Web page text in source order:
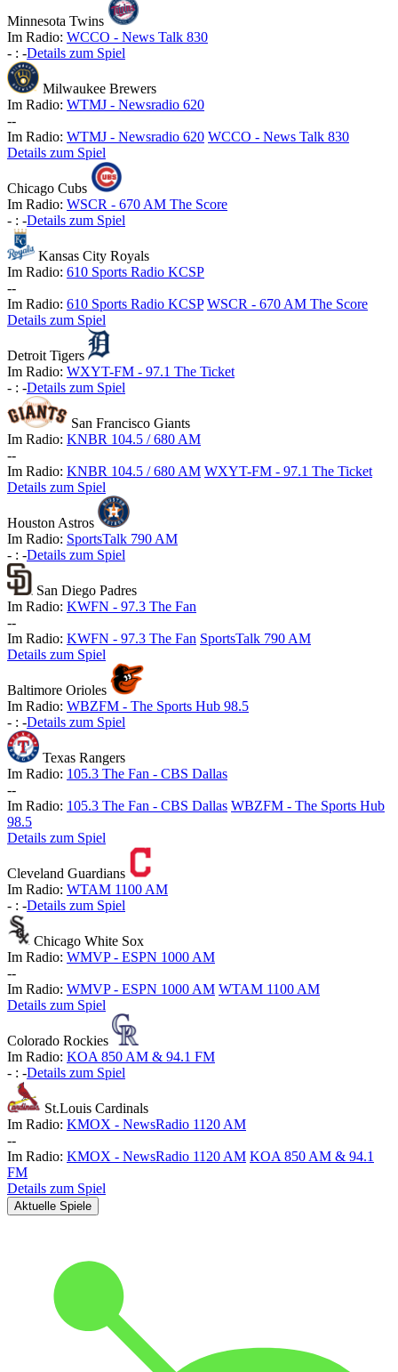
Minnesota Twins
Im Radio: WCCO - News Talk 830
- : -Details zum Spiel
Milwaukee Brewers
Im Radio: WTMJ - Newsradio 620
--
Im Radio: WTMJ - Newsradio 620 WCCO - News Talk 830
Details zum Spiel
Chicago Cubs
Im Radio: WSCR - 670 AM The Score
- : -Details zum Spiel
Kansas City Royals
Im Radio: 610 Sports Radio KCSP
--
Im Radio: 610 Sports Radio KCSP WSCR - 670 AM The Score
Details zum Spiel
Detroit Tigers
Im Radio: WXYT-FM - 97.1 The Ticket
- : -Details zum Spiel
San Francisco Giants
Im Radio: KNBR 104.5 / 680 AM
--
Im Radio: KNBR 104.5 / 680 AM WXYT-FM - 97.1 The Ticket
Details zum Spiel
Houston Astros
Im Radio: SportsTalk 790 AM
- : -Details zum Spiel
San Diego Padres
Im Radio: KWFN - 97.3 The Fan
--
Im Radio: KWFN - 97.3 The Fan SportsTalk 790 AM
Details zum Spiel
Baltimore Orioles
Im Radio: WBZFM - The Sports Hub 98.5
- : -Details zum Spiel
Texas Rangers
Im Radio: 105.3 The Fan - CBS Dallas
--
Im Radio: 105.3 The Fan - CBS Dallas WBZFM - The Sports Hub
98.5
Details zum Spiel
Cleveland Guardians
Im Radio: WTAM 1100 AM
- : -Details zum Spiel
Chicago White Sox
Im Radio: WMVP - ESPN 1000 AM
--
Im Radio: WMVP - ESPN 1000 AM WTAM 1100 AM
Details zum Spiel
Colorado Rockies
Im Radio: KOA 850 AM & 94.1 FM
- : -Details zum Spiel
St.Louis Cardinals
Im Radio: KMOX - NewsRadio 1120 AM
--
Im Radio: KMOX - NewsRadio 1120 AM KOA 850 AM & 94.1
FM
Details zum Spiel
Aktuelle Spiele